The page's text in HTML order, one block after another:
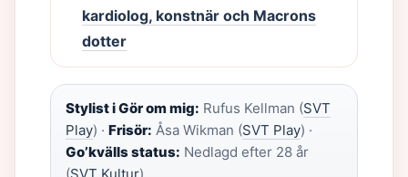
kardiolog, konstnär och Macrons
dotter
Stylist i Gör om mig: Rufus Kellman (SVT
Play) · Frisör: Åsa Wikman (SVT Play) ·
Go’kvälls status: Nedlagd efter 28 år